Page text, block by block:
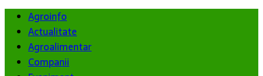
Agroinfo
Actualitate
Agroalimentar
Companii